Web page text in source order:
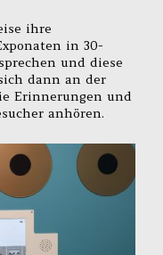
ihre
in 30-
und diese
dann an der
Erinnerungen und
anhören.